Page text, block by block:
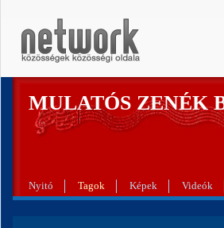
MULATÓS ZENÉK
Nyitó Tagok Képek Videók